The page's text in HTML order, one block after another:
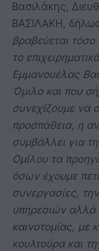
Βασιλάκης,
ΒΑΣΙΛΑΚΗ,
βραβεύεται
το
Εμμανουέλας
Όμιλο και που
συνεχίζουμε να
προσπάθεια, η
συμβάλλει για
Ομίλου τα
όσων έχουμε
συνεργασίες,
υπηρεσιών αλλά
καινοτομίας, με
κουλτούρα και